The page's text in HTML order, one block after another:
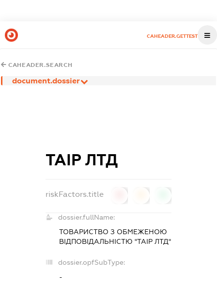
CAHEADER.GETTEST
CAHEADER.SEARCH
document.dossier
ТАІР ЛТД
riskFactors.title
dossier.fullName:
ТОВАРИСТВО З ОБМЕЖЕНОЮ
ВІДПОВІДАЛЬНІСТЮ "ТАІР ЛТД"
dossier.opfSubType:
-